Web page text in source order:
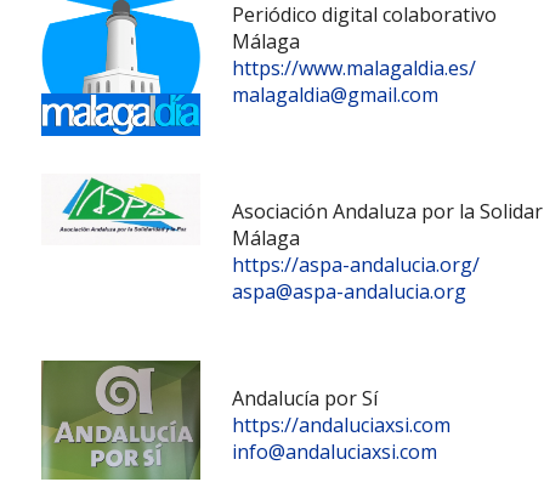
Periódico digital colaborativo
Málaga
https://www.malagaldia.es/
malagaldia@gmail.com
Asociación Andaluza por la
Málaga
https://aspa-andalucia.org/
aspa@aspa-andalucia.org
Andalucía por Sí
https://andaluciaxsi.com
info@andaluciaxsi.com